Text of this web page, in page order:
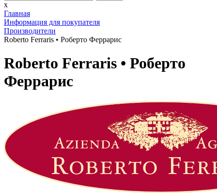
x
Главная
Информация для покупателя
Производители
Roberto Ferraris • Роберто Феррарис
Roberto Ferraris • Роберто
Феррарис